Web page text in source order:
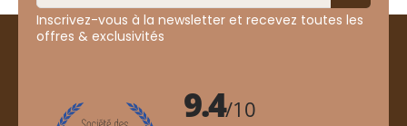
Inscrivez-vous à la newsletter et recevez toutes les
offres & exclusivités